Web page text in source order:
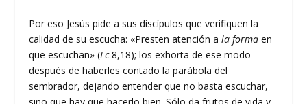
Por eso Jesús pide a sus discípulos que verifiquen la
calidad de su escucha: «Presten atención ala forma en
que escuchan» (Lc8,18); los exhorta de ese modo
después de haberles contado la parábola del
sembrador, dejando entender que no basta escuchar,